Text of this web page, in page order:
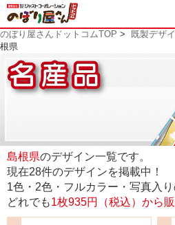
の
ぼ
り
屋
さ
ん
コ
ム
のぼり屋さんドットコムTOP > 既製デザ
根県
島根県のデザイン一覧です。
現在28件のデザインを掲載中！
1色・2色・フルカラー・写真入
どれでも1枚935円（税込）から販